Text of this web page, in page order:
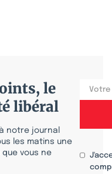
le
libéral
notre journal
les matins une
que vous ne